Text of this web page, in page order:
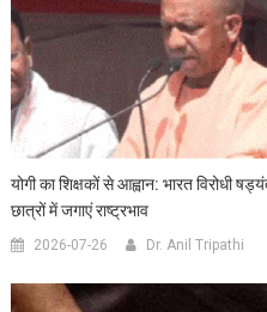
योगी का शिक्षकों से आह्वान: भारत विरोधी
छात्रों में जगाएं राष्ट्रभाव
2026-07-26 Dr. Anil Tripathi